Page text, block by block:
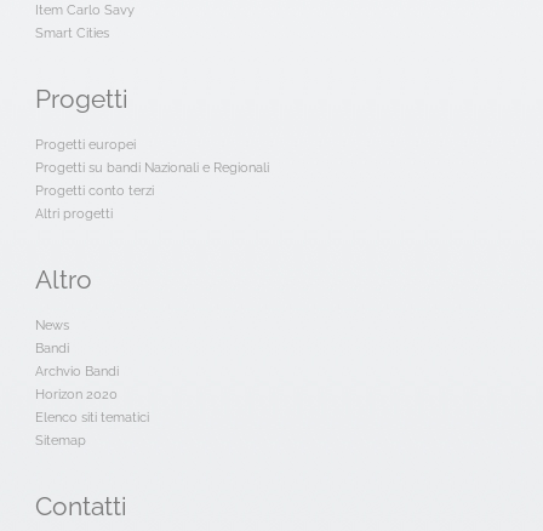
Item Carlo Savy
Smart Cities
Progetti
Progetti europei
Progetti su bandi Nazionali e Regionali
Progetti conto terzi
Altri progetti
Altro
News
Bandi
Archvio Bandi
Horizon 2020
Elenco siti tematici
Sitemap
Contatti